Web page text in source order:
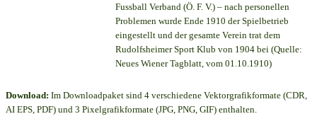
Fussball Verband (Ö. F. V.) – nach personellen
Problemen wurde Ende 1910 der Spielbetrieb
eingestellt und der gesamte Verein trat dem
Rudolfsheimer Sport Klub von 1904 bei (Quelle:
Neues Wiener Tagblatt, vom 01.10.1910)
Download: Im Downloadpaket sind 4 verschiedene Vektorgrafikformate (CDR,
AI EPS, PDF) und 3 Pixelgrafikformate (JPG, PNG, GIF) enthalten.